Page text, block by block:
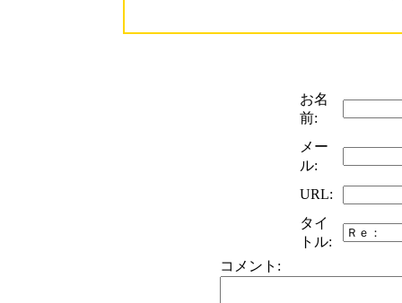
お名
前:
メー
ル:
URL:
タイ
トル:
コメント: